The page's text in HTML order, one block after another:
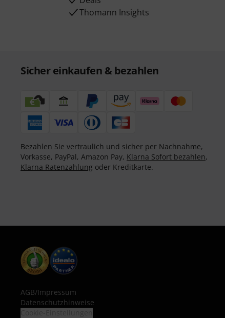
Thomann Insights
Sicher einkaufen & bezahlen
Bezahlen Sie vertraulich und sicher per Nachnahme,
Vorkasse, PayPal, Amazon Pay, Klarna Sofort bezahlen,
Klarna Ratenzahlung oder Kreditkarte.
AGB/Impressum
Datenschutzhinweise